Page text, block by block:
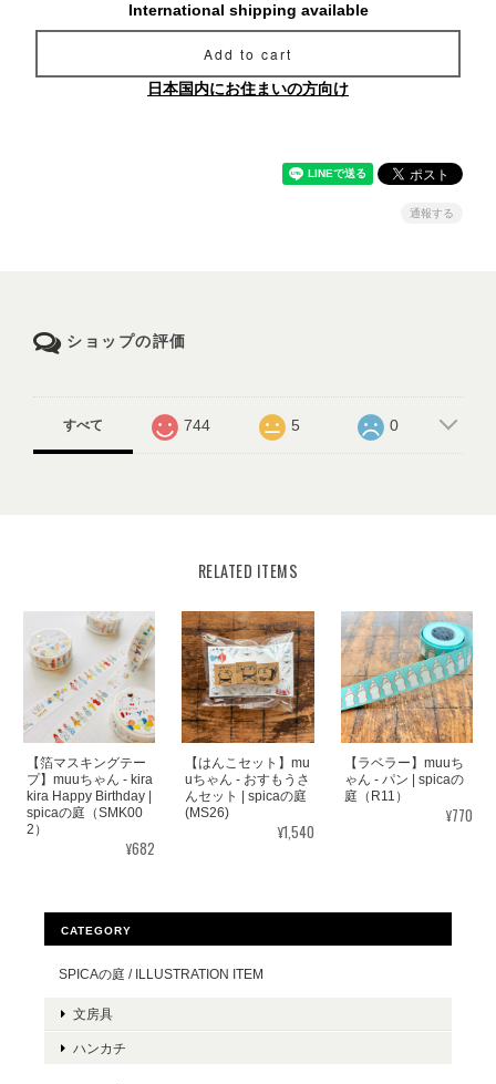
International shipping available
Add to cart
日本国内にお住まいの方向け
通報する
ショップの評価
すべて 744 5 0
RELATED ITEMS
【箔マスキングテー
プ】muuちゃん - kira
kira Happy Birthday |
spicaの庭（SMK00
2）
¥682
【はんこセット】mu
uちゃん - おすもうさ
んセット | spicaの庭
(MS26)
¥1,540
【ラベラー】muuち
ゃん - パン | spicaの
庭（R11）
¥770
CATEGORY
SPICAの庭 / ILLUSTRATION ITEM
文房具
ハンカチ